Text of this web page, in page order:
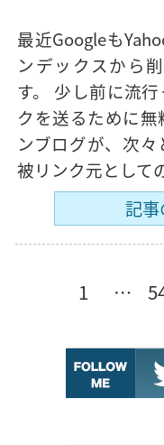
最近Googleも
ンデックスから
す。 少し前に流
クを送るために
ンブログが、次々
被リンク元として
記
1 …